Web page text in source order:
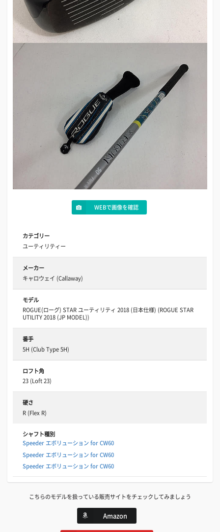
WEBで画像を確認
カテゴリー
ユーティリティー
メーカー
キャロウェイ (Callaway)
モデル
ROGUE(ローグ) STAR ユーティリティ 2018 (日本仕様) (ROGUE STAR
UTILITY 2018 (JP MODEL))
番手
5H (Club Type 5H)
ロフト角
23 (Loft 23)
硬さ
R (Flex R)
シャフト種別
Speeder エボリューション for CW60
Speeder エボリューション for CW60
Speeder エボリューション for CW60
こちらのモデルを扱っている販売サイトをチェックしてみましょう
Amazon